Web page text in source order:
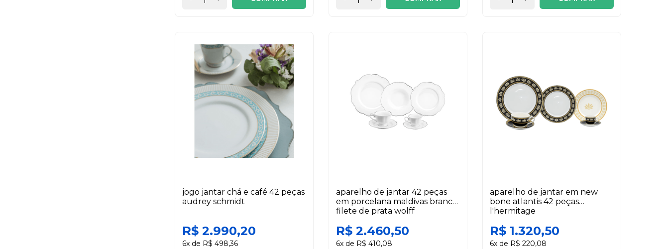
jogo jantar chá e café 42 peças
audrey schmidt
R$ 2.990,20
6x de R$ 498,36
aparelho de jantar 42 peças
em porcelana maldivas branco
filete de prata wolff
R$ 2.460,50
6x de R$ 410,08
aparelho de jantar em new
bone atlantis 42 peças
l'hermitage
R$ 1.320,50
6x de R$ 220,08